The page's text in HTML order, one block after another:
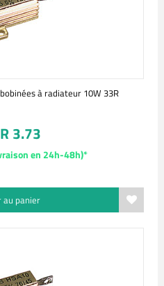
à radiateur 10W 33R
3.73
en 24h-48h)*
au panier